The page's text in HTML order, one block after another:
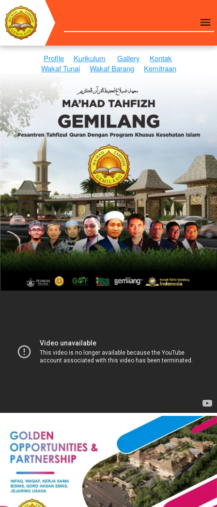
Profile Kurikulum Gallery
Kontak
Wakaf Tunai
Wakaf Barang Kemitraan